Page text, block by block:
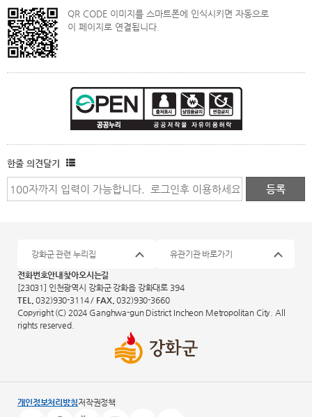
QR CODE 이미지를 스마트폰에 인식시키면 자동으로
이 페이지로 연결됩니다.
한줄 의견달기
전화번호안내 찾아오시는길
[23031] 인천광역시 강화군 강화읍 강화대로 394
TEL.
032)930-3114 / FAX. 032)930-3660
Copyright (C) 2024 Ganghwa-gun District Incheon Metropolitan City. All
rights reserved.
강화군 관련 누리집 유관기관 바로가기
개인정보처리방침저작권정책